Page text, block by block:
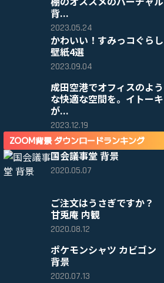
背...
2023.05.24
かわいい！すみっコぐらし
壁紙4選
2023.09.04
成田空港でオフィスのよう
な快適な空間を。イトーキ
が...
2023.12.19
ZOOM背景 ダウンロードランキング
国会議事堂 背景
2020.05.07
ご注文はうさぎですか？
甘兎庵 内観
2020.08.12
ポケモンシャツ カビゴン
背景
2020.07.13